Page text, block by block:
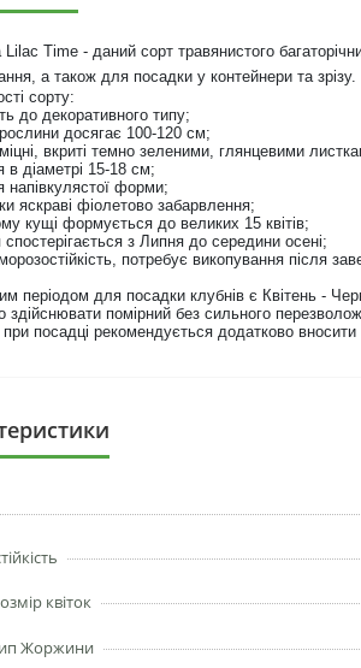
Time - даний сорт травянистого
а також для посадки у контейнери та зрізу.
сорту:
до декоративного типу;
досягає 100-120 см;
вкриті темно зеленими, глянцевими
в діаметрі 15-18 см;
напівкулястої форми;
яскраві фіолетово забарвлення;
кущі формується до великих 15 квітів;
спостерігається з Липня до середини осені;
потребує викопування після
періодом для посадки клубнів є Квітень -
здійснювати помірний без сильного
посадці рекомендується додатково вносити
квіток
Жоржини